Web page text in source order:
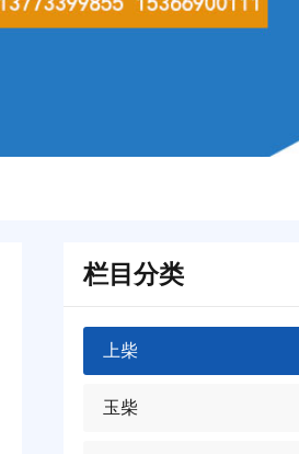
栏目分类
上柴
玉柴